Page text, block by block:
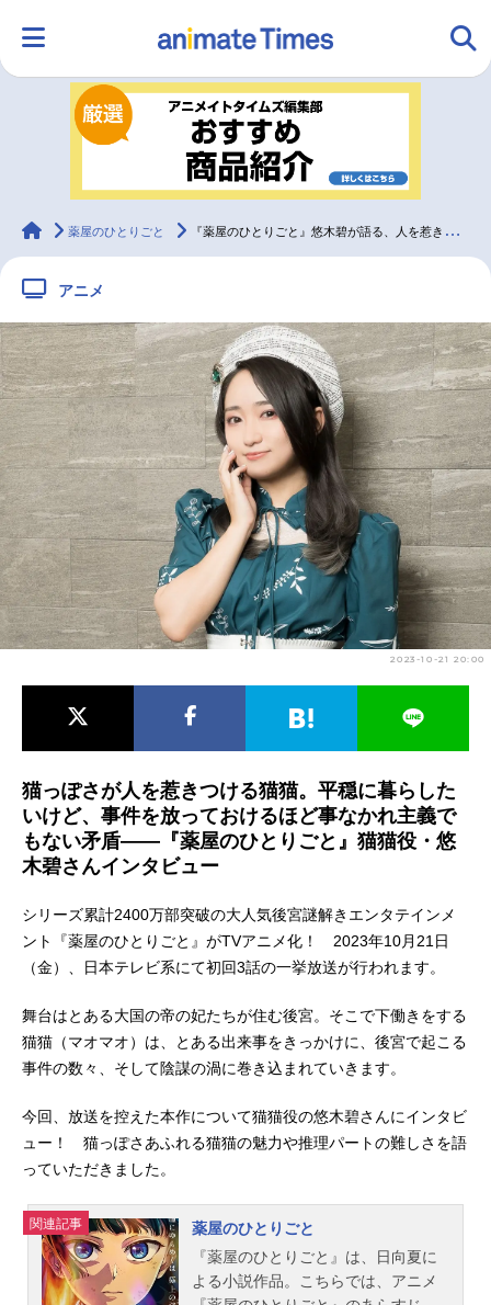
ランキング アニメ
ラジオ みんなの声
2.5次元 配信・Vtuber トレンド 無料マンガ
最新記事一覧
アニメ記事一覧 声優記事一覧
アニメ映画一覧 実写化映画一覧
今期アニメ曜日別一覧
春アニメ 夏アニメ
男性声優/女性声優一覧
animateTimes
薬屋のひとりごと 『薬屋のひとりごと』悠木碧が語る、人を惹きつける猫猫の魅力｜インタビュー
アニメ
2023-10-21 20:00
猫っぽさが人を惹きつける猫猫。平穏に暮らした
いけど、事件を放っておけるほど事なかれ主義で
もない矛盾――『薬屋のひとりごと』猫猫役・悠
木碧さんインタビュー
シリーズ累計2400万部突破の大人気後宮謎解きエンタテインメ
ント『薬屋のひとりごと』がTVアニメ化！ 2023年10月21日
（金）、日本テレビ系にて初回3話の一挙放送が行われます。
舞台はとある大国の帝の妃たちが住む後宮。そこで下働きをする
猫猫（マオマオ）は、とある出来事をきっかけに、後宮で起こる
事件の数々、そして陰謀の渦に巻き込まれていきます。
今回、放送を控えた本作について猫猫役の悠木碧さんにインタビ
ュー！ 猫っぽさあふれる猫猫の魅力や推理パートの難しさを語
っていただきました。
関連記事
薬屋のひとりごと
『薬屋のひとりごと』は、日向夏に
よる小説作品。こちらでは、アニメ